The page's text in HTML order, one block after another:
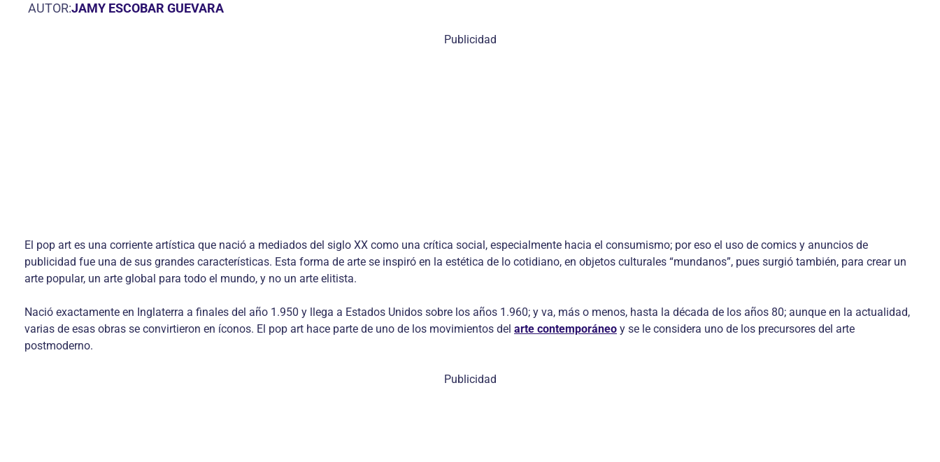
AUTOR:JAMY ESCOBAR GUEVARA
Publicidad
El pop art es una corriente artística que nació a mediados del siglo XX como una crítica social, especialmente hacia el consumismo; por eso el uso de comics y anuncios de
publicidad fue una de sus grandes características. Esta forma de arte se inspiró en la estética de lo cotidiano, en objetos culturales “mundanos”, pues surgió también, para crear un
arte popular, un arte global para todo el mundo, y no un arte elitista.
Nació exactamente en Inglaterra a finales del año 1.950 y llega a Estados Unidos sobre los años 1.960; y va, más o menos, hasta la década de los años 80; aunque en la actualidad,
varias de esas obras se convirtieron en íconos. El pop art hace parte de uno de los movimientos del arte contemporáneo y se le considera uno de los precursores del arte
postmoderno.
Publicidad